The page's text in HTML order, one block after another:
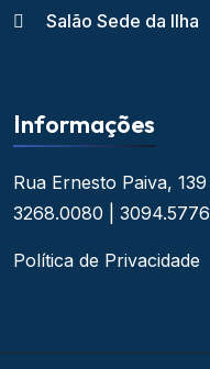
Salão Sede da Ilha
Informações
Rua Ernesto Paiva, 139
3268.0080 | 3094.5776
Política de Privacidade